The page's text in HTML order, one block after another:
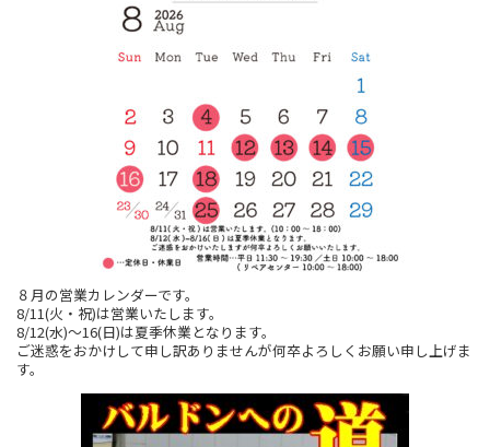
８月の営業カレンダーです。
8/11(火・祝)は営業いたします。
8/12(水)～16(日)は夏季休業となります。
ご迷惑をおかけして申し訳ありませんが何卒よろしくお願い申し上げま
す。